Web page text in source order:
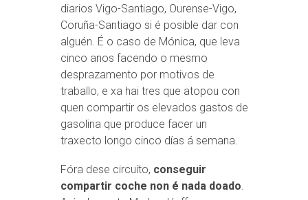
diarios Vigo-Santiago, Ourense-Vigo,
Coruña-Santiago si é posible dar con
alguén. É o caso de Mónica, que leva
cinco anos facendo o mesmo
desprazamento por motivos de
traballo, e xa hai tres que atopou con
quen compartir os elevados gastos de
gasolina que produce facer un
traxecto longo cinco días á semana.
Fóra dese circuíto, conseguir
compartir coche non é nada doado.